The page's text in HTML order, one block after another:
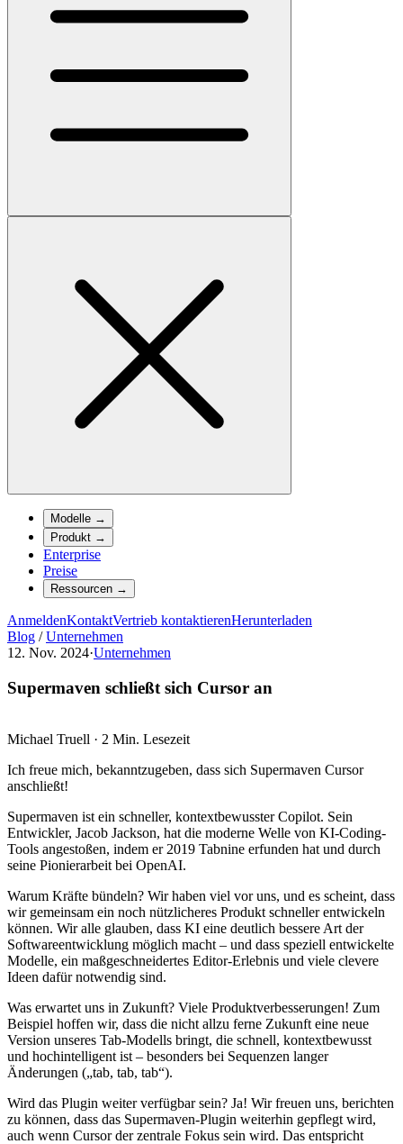
Modelle →
Produkt →
Enterprise
Preise
Ressourcen →
AnmeldenKontaktVertrieb kontaktierenHerunterladen
Blog / Unternehmen
12. Nov. 2024·Unternehmen
Supermaven schließt sich Cursor an
Michael Truell · 2 Min. Lesezeit
Ich freue mich, bekanntzugeben, dass sich Supermaven Cursor
anschließt!
Supermaven ist ein schneller, kontextbewusster Copilot. Sein
Entwickler, Jacob Jackson, hat die moderne Welle von KI-Coding-
Tools angestoßen, indem er 2019 Tabnine erfunden hat und durch
seine Pionierarbeit bei OpenAI.
Warum Kräfte bündeln? Wir haben viel vor uns, und es scheint, dass
wir gemeinsam ein noch nützlicheres Produkt schneller entwickeln
können. Wir alle glauben, dass KI eine deutlich bessere Art der
Softwareentwicklung möglich macht – und dass speziell entwickelte
Modelle, ein maßgeschneidertes Editor-Erlebnis und viele clevere
Ideen dafür notwendig sind.
Was erwartet uns in Zukunft? Viele Produktverbesserungen! Zum
Beispiel hoffen wir, dass die nicht allzu ferne Zukunft eine neue
Version unseres Tab-Modells bringt, die schnell, kontextbewusst
und hochintelligent ist – besonders bei Sequenzen langer
Änderungen („tab, tab, tab“).
Wird das Plugin weiter verfügbar sein? Ja! Wir freuen uns, berichten
zu können, dass das Supermaven-Plugin weiterhin gepflegt wird,
auch wenn Cursor der zentrale Fokus sein wird. Das entspricht